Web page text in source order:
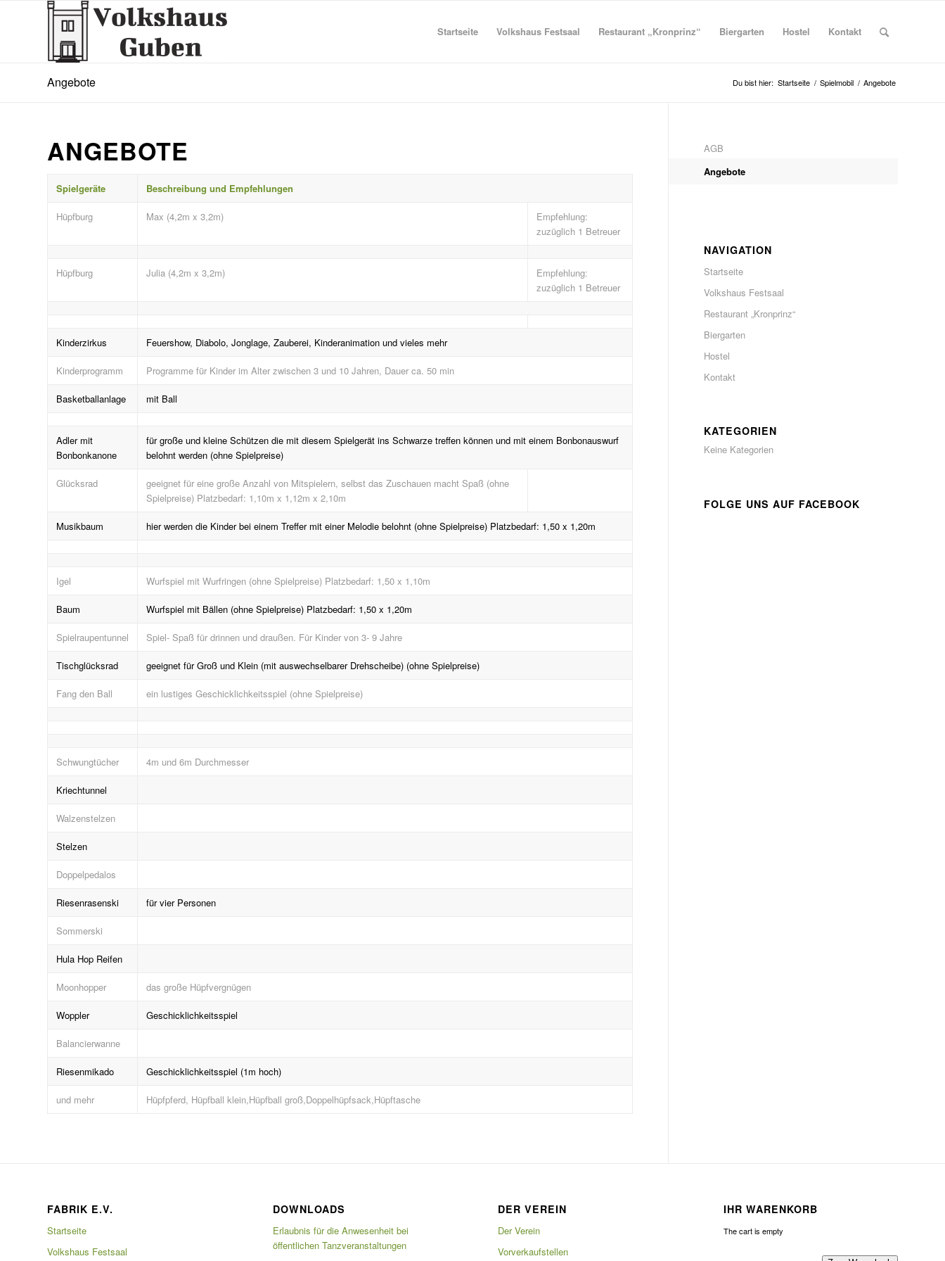
Startseite Volkshaus Festsaal Restaurant „Kronprinz“ Biergarten Hostel Kontakt
Angebote Du bist hier: Startseite / Spielmobil / Angebote
ANGEBOTE
Spielgeräte Beschreibung und Empfehlungen
Hüpfburg Max (4,2m x 3,2m)
Empfehlung:
zuzüglich 1 Betreuer
Hüpfburg Julia (4,2m x 3,2m)
Empfehlung:
zuzüglich 1 Betreuer
Kinderzirkus Feuershow, Diabolo, Jonglage, Zauberei, Kinderanimation und vieles mehr
Kinderprogramm Programme für Kinder im Alter zwischen 3 und 10 Jahren, Dauer ca. 50 min
Basketballanlage mit Ball
Adler mit
Bonbonkanone
für große und kleine Schützen die mit diesem Spielgerät ins Schwarze treffen können und mit einem Bonbonauswurf
belohnt werden (ohne Spielpreise)
Glücksrad
geeignet für eine große Anzahl von Mitspielern, selbst das Zuschauen macht Spaß (ohne
Spielpreise) Platzbedarf: 1,10m x 1,12m x 2,10m
Musikbaum hier werden die Kinder bei einem Treffer mit einer Melodie belohnt (ohne Spielpreise) Platzbedarf: 1,50 x 1,20m
Igel Wurfspiel mit Wurfringen (ohne Spielpreise) Platzbedarf: 1,50 x 1,10m
Baum Wurfspiel mit Bällen (ohne Spielpreise) Platzbedarf: 1,50 x 1,20m
Spielraupentunnel Spiel- Spaß für drinnen und draußen. Für Kinder von 3- 9 Jahre
Tischglücksrad geeignet für Groß und Klein (mit auswechselbarer Drehscheibe) (ohne Spielpreise)
Fang den Ball ein lustiges Geschicklichkeitsspiel (ohne Spielpreise)
Schwungtücher 4m und 6m Durchmesser
Kriechtunnel
Walzenstelzen
Stelzen
Doppelpedalos
Riesenrasenski für vier Personen
Sommerski
Hula Hop Reifen
Moonhopper das große Hüpfvergnügen
Woppler Geschicklichkeitsspiel
Balancierwanne
Riesenmikado Geschicklichkeitsspiel (1m hoch)
und mehr Hüpfpferd, Hüpfball klein,Hüpfball groß,Doppelhüpfsack,Hüpftasche
AGB
Angebote
NAVIGATION
Startseite
Volkshaus Festsaal
Restaurant „Kronprinz“
Biergarten
Hostel
Kontakt
KATEGORIEN
Keine Kategorien
FOLGE UNS AUF FACEBOOK
FABRIK E.V.
Startseite
Volkshaus Festsaal
DOWNLOADS
Erlaubnis für die Anwesenheit bei
öffentlichen Tanzveranstaltungen
DER VEREIN
Der Verein
Vorverkaufstellen
IHR WARENKORB
The cart is empty